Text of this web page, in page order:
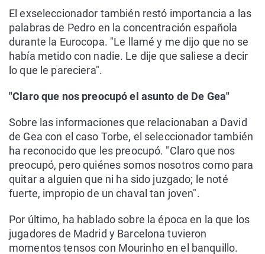
El exseleccionador también restó importancia a las
palabras de Pedro en la concentración española
durante la Eurocopa. "Le llamé y me dijo que no se
había metido con nadie. Le dije que saliese a decir
lo que le pareciera".
"Claro que nos preocupó el asunto de De Gea"
Sobre las informaciones que relacionaban a David
de Gea con el caso Torbe, el seleccionador también
ha reconocido que les preocupó. "Claro que nos
preocupó, pero quiénes somos nosotros como para
quitar a alguien que ni ha sido juzgado; le noté
fuerte, impropio de un chaval tan joven".
Por último, ha hablado sobre la época en la que los
jugadores de Madrid y Barcelona tuvieron
momentos tensos con Mourinho en el banquillo.